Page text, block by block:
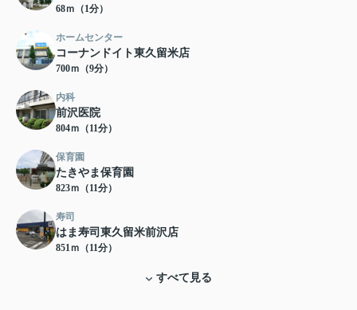
68ｍ（1分）
ホームセンター
コーナンドイト東久留米店
700ｍ（9分）
内科
前沢医院
804ｍ（11分）
保育園
たきやま保育園
823ｍ（11分）
寿司
はま寿司東久留米前沢店
851ｍ（11分）
すべて見る